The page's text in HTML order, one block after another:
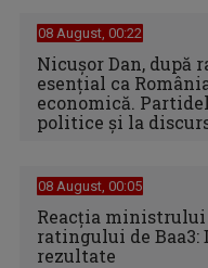
08 August, 00:22
Nicușor Dan, după
esențial ca
economică.
politice și la
08 August, 00:05
Reacția ministrului
ratingului de Baa3:
rezultate